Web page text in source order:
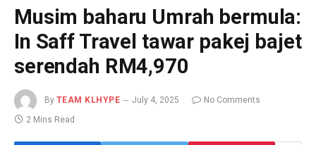
Musim baharu Umrah bermula:
In Saff Travel tawar pakej bajet
serendah RM4,970
By TEAM KLHYPE July 4, 2025
No Comments
2 Mins Read